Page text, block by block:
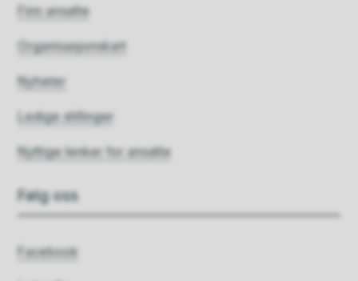
Finn ansatte
Organisasjonskart
Nyheter
Ledige stillinger
Nyttige lenker for ansatte
Følg oss
Facebook